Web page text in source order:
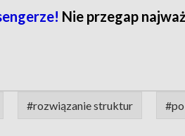
Nie przegap
#rozwiązanie struktur